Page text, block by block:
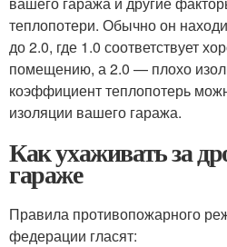
теплопотери. Обычно он
до 2.0, где 1.0 соответствует
помещению, а 2.0 — плохо
коэффициент теплопотерь
изоляции вашего гаража.
Как ухаживать за
гараже
Правила противопожарного
федерации гласят: